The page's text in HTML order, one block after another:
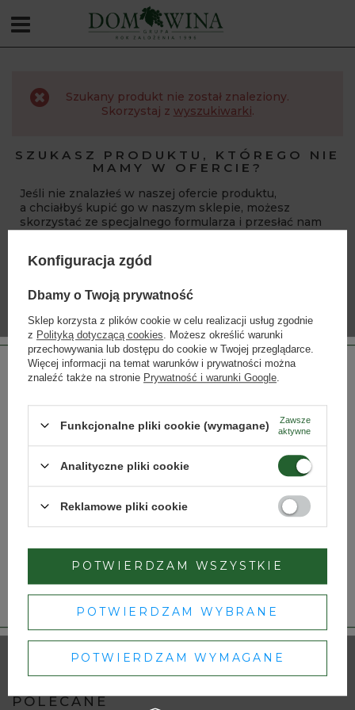
Szukany produkt nie został znaleziony.
Skorzystaj z wyszukiwarki.
SZUKASZ PRODUKTU, KTÓREGO NIE
MAMY W OFERCIE?
Jeśli nie znalazłeś w naszej ofercie produktu,
a chciałbyś kupić go w naszym sklepie, możesz
skorzystać ze specjalnego formularza i przesłać nam
DOM WINA
O nas
Kontakt
Klub Domu Wina
Jak wstąpić do Klubu?
Relacje i aktualności
Słynne winiarnie
Wiedza o winie
INFORMACJE
Regulamin
Polityka prywatności
POLECANE
Strona przeznaczona dla osób pełnoletnich.
Czy masz ukończone 18 lat?
TAK NIE
Dbamy o Twoją prywatność
Konfiguracja zgód
Dbamy o Twoją prywatność
Sklep korzysta z plików cookie w celu realizacji usług zgodnie
z Polityką dotyczącą cookies . Możesz określić warunki
przechowywania lub dostępu do cookie w Twojej przeglądarce.
Więcej informacji na temat warunków i prywatności można
znaleźć także na stronie Prywatność i warunki Google
Funkcjonalne pliki cookie (wymagane)
Zawsze
aktywne
Analityczne pliki cookie
Reklamowe pliki cookie
POTWIERDZAM WYBRANE
POTWIERDZAM WYMAGANE
POTWIERDZAM WSZYSTKIE